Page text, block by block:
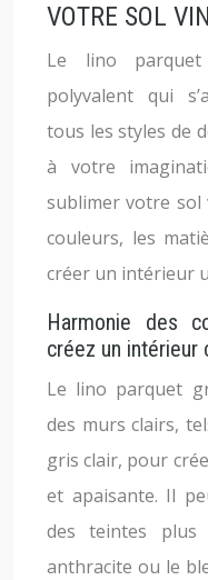
VOTRE SOL
Le lino
polyvalent qui
tous les styles de
à votre
sublimer votre sol
couleurs, les
créer un intérieur
Harmonie des
créez un intérieur
Le lino parquet
des murs clairs,
gris clair, pour
et apaisante. Il
des teintes plus
anthracite ou le